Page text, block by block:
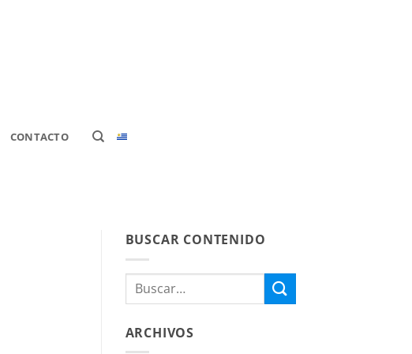
CONTACTO
BUSCAR CONTENIDO
ARCHIVOS